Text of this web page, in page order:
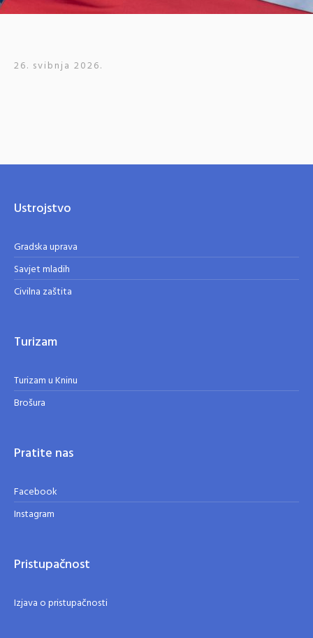
26. svibnja 2026.
Ustrojstvo
Gradska uprava
Savjet mladih
Civilna zaštita
Turizam
Turizam u Kninu
Brošura
Pratite nas
Facebook
Instagram
Pristupačnost
Izjava o pristupačnosti